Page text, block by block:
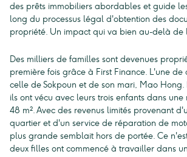
des prêts immobiliers abordables et guide
long du processus légal d'obtention des
propriété. Un impact qui va bien au-delà de
Des milliers de familles sont devenues
première fois grâce à First Finance. L'une de
celle de Sokpoun et de son mari, Mao Hong.
ils ont vécu avec leurs trois enfants dans
48 m². Avec des revenus limités provenant
quartier et d'un service de réparation de
plus grande semblait hors de portée. Ce
deux filles ont commencé à travailler dans